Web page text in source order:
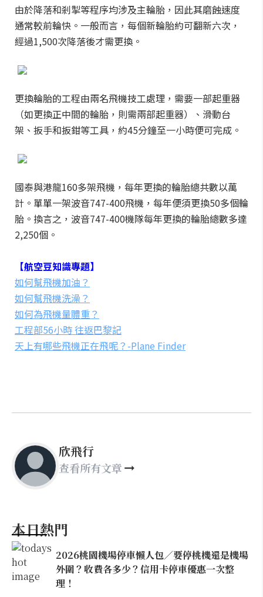
由於降落和剎掣等程序均涉及主輪胎，因此其磨蝕速度
通常較前輪快。一般而言，每個新輪胎約可翻新六次，
經過1,500次降落後才需更換。
更換輪胎的工程由兩名飛機技工處理，需要一部起重器
（如更換正中間的輪胎，則需兩部起重器）、滑動台
架、扳手和扳鉗等工具，約45分鐘至一小時便可完成。
國泰與港龍160多架飛機，每年更換的輪胎總共數以萬
計。單單一架波音747-400飛機，每年便須更換50多個輪
胎。換言之，波音747-400機隊每年更換的輪胎總數多達
2,250個。
【航空豆知識專題】
如何幫飛機加油？
如何幫飛機洗澡？
如何為飛機量體重？
工程部56小時 往返巴黎記
天上有哪些飛機正在飛呢？-Plane Finder
欣飛行
查看所有文章
本日熱門
2026桃園機場停車懶人包／要停桃機還是機場
外圍？收費各多少？信用卡停車優惠一次整
理！